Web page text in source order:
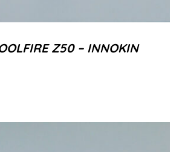
Z50 – INNOKIN